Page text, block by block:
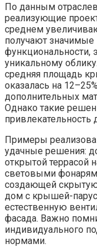
По данным
реализующие
среднем
получают
функциональности,
уникальному
средняя площадь
оказалась на
дополнительных
Однако такие
привлекательность
Примеры
удачные решения:
открытой террасой
световыми
создающей
дом с крышей-
естественную
фасада. Важно
индивидуального
нормами.